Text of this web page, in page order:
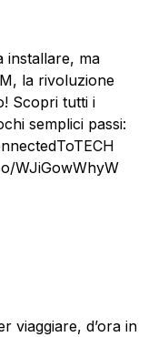
installare, ma
la rivoluzione
Scopri tutti i
semplici passi:
WJiGowWhyW
viaggiare, d’ora in